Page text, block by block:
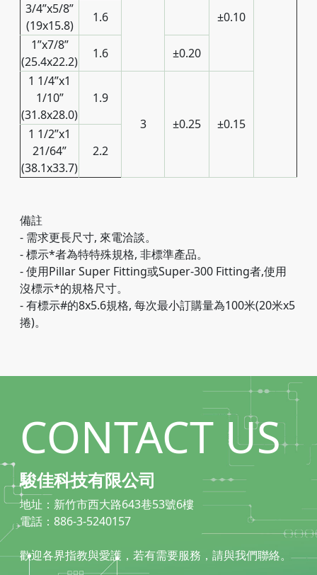
±0.10
3/4”x5/8”
(19x15.8)
1.6
1”x7/8”
(25.4x22.2)
1.6
±0.20
1 1/4”x1
1/10”
(31.8x28.0)
1.9
3
±0.25 ±0.15
1 1/2”x1
21/64”
(38.1x33.7)
2.2
備註
- 需求更長尺寸, 來電洽談。
- 標示*者為特特殊規格, 非標準產品。
- 使用Pillar Super Fitting或Super-300 Fitting者,使用
沒標示*的規格尺寸。
- 有標示#的8x5.6規格, 每次最小訂購量為100米(20米x5
捲)。
CONTACT US
駿佳科技有限公司
地址：新竹市西大路643巷53號6樓
電話：886-3-5240157
歡迎各界指教與愛護，若有需要服務，請與我們聯絡。